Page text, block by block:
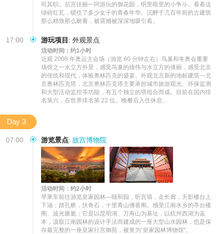
司其职。后宫佳丽一同游玩的御花园，明里暗里的小争斗。看着这
绿砖红瓦，锁住了多少女子的青春年华。沉醉于几百年前的古建筑
那么精致那么耐看，被震撼被深深地吸引着。
17:00 游玩项目 : 外观景点
活动时间：约1小时
近观 2008 年奥运主会场（游览 60 分钟左右）鸟巢和冬奥会重要
场馆之一水立方外景，感受鸟巢的雄伟与水立方的倩丽，感受北京
的传统和现代，体验奥林匹克的盛宴。外观北京新的地标建筑---北
京奥林匹克塔，北京奥林匹克塔主要承担城市旅游观光、环保监测
和大型活动监控等功能，有五个独立的塔组合而成。目前在国内排
名第六，在世界排名第 22 位。晚餐后入住休息。
Day 3
07:00 游览景点: 故宫博物院
活动时间：约2小时
早乘车前往游览皇家园林—颐和园，听宫墙，走长廊，天影楼台上
下涵；踏孔桥，扶奇石，十里青山佛香阁。感受江南水乡的亭台楼
阁、波光旖旎；它是以昆明湖、万寿山为基址，以杭州西湖为蓝
本，汲取江南园林的设计手法而建成的一座大型山水园林，也是保
存最完整的一座皇家行宫御苑，被誉为“皇家园林博物馆”。